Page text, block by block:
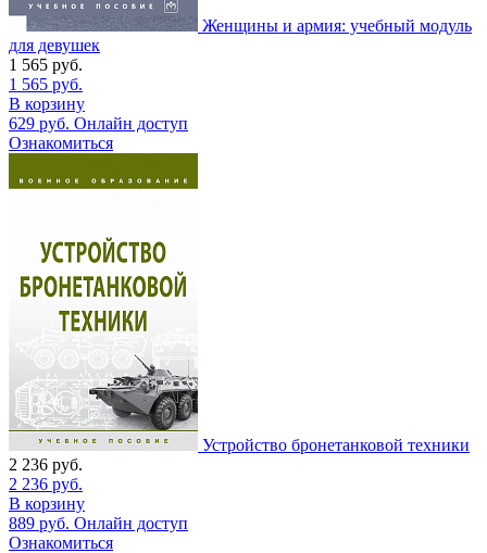
Женщины и армия: учебный модуль
для девушек
1 565 руб.
1 565 руб.
В корзину
629 руб. Онлайн доступ
Ознакомиться
Устройство бронетанковой техники
2 236 руб.
2 236 руб.
В корзину
889 руб. Онлайн доступ
Ознакомиться